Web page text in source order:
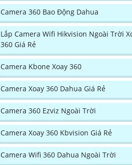
Camera 360 Bao Động Dahua
Lắp Camera Wifi Hikvision Ngoài Trời
360 Giá Rẻ
Camera Kbone Xoay 360
Camera Xoay 360 Dahua Giá Rẻ
Camera 360 Ezviz Ngoài Trời
Camera Xoay 360 Kbvision Giá Rẻ
Camera Wifi 360 Dahua Ngoài Trời